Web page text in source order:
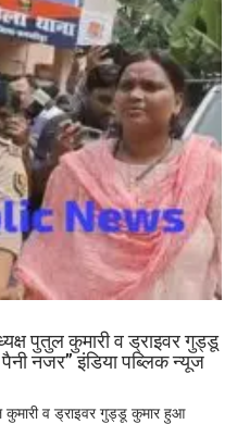
पुतुल कुमारी व ड्राइवर गुड्डू
नजर” इंडिया पब्लिक न्यूज
कुमारी व ड्राइवर गुड्डू कुमार हुआ